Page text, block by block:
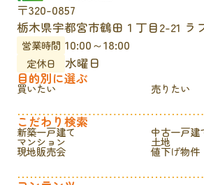
〒320-0857
栃木県宇都宮市鶴田１丁目2-21 ラ
営業時間 10:00～18:00
定休日
水曜日
目的別に選ぶ
買いたい 売りたい
こだわり検索
新築一戸建て 中古一戸建
マンション 土地
現地販売会 値下げ物件